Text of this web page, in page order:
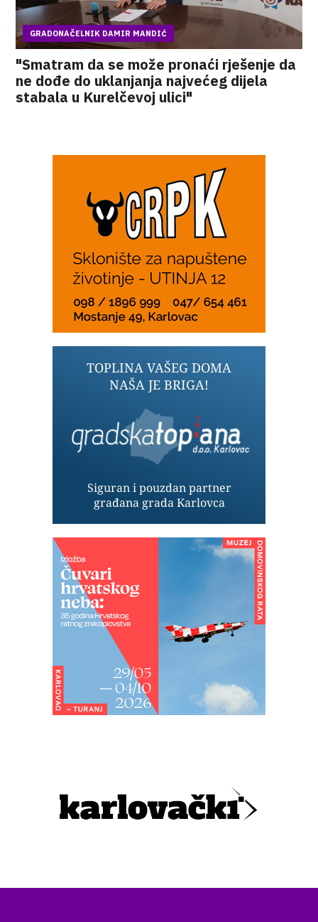
GRADONAČELNIK DAMIR MANDIĆ
"Smatram da se može pronaći rješenje da
ne dođe do uklanjanja najvećeg dijela
stabala u Kurelčevoj ulici"